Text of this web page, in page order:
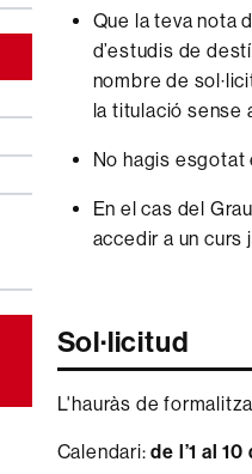
Que la teva nota
d’estudis de
nombre de
la titulació sense
No hagis esgotat
En el cas del
accedir a un
Sol·licitud
L'hauràs de
Calendari:de l’1 al